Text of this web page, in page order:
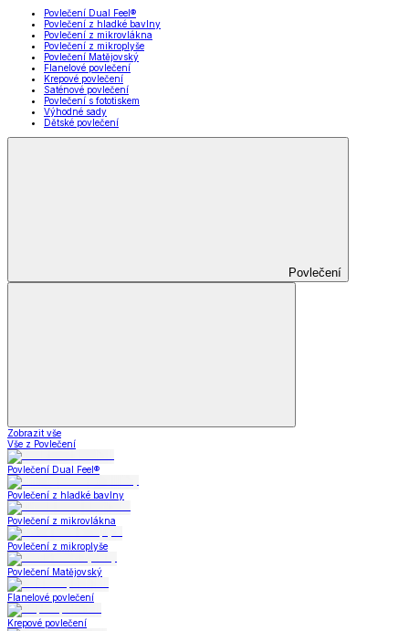
Povlečení Dual Feel®
Povlečení z hladké bavlny
Povlečení z mikrovlákna
Povlečení z mikroplyše
Povlečení Matějovský
Flanelové povlečení
Krepové povlečení
Saténové povlečení
Povlečení s fototiskem
Výhodné sady
Dětské povlečení
Povlečení
Zobrazit vše
Vše z Povlečení
Povlečení Dual Feel®
Povlečení z hladké bavlny
Povlečení z mikrovlákna
Povlečení z mikroplyše
Povlečení Matějovský
Flanelové povlečení
Krepové povlečení